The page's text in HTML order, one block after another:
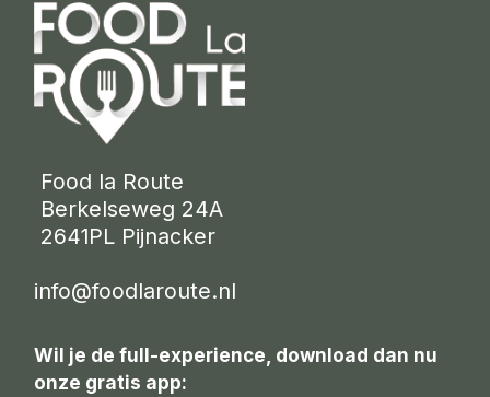
Food la Route
Berkelseweg 24A
2641PL Pijnacker
info@foodlaroute.nl
Wil je de full-experience, download dan nu
onze gratis app: